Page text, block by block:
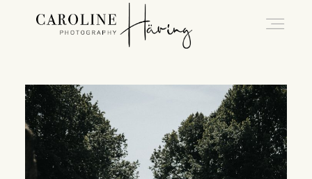
Hochzeitsfotografie Kassel
Caro